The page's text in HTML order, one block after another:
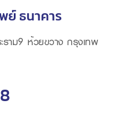
ย์ ธนาคาร
าม9 ห้วยขวาง กรุงเทพ